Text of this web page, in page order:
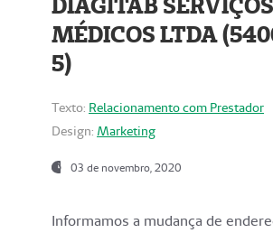
MÉDICOS LTDA
5)
Texto: Relacionamento com Prestador
Design: Marketing
03 de novembro, 2020
Informamos a mudança de